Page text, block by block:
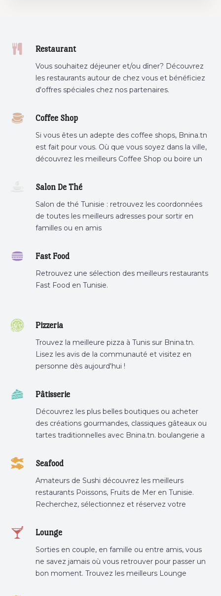
Restaurant
Vous souhaitez déjeuner et/ou dîner? Découvrez
les restaurants autour de chez vous et bénéficiez
d'offres spéciales chez nos partenaires.
Coffee Shop
Si vous êtes un adepte des coffee shops, Bnina.tn
est fait pour vous. Où que vous soyez dans la ville,
découvrez les meilleurs Coffee Shop ou boire un
Salon De Thé
Salon de thé Tunisie : retrouvez les coordonnées
de toutes les meilleurs adresses pour sortir en
familles ou en amis
Fast Food
Retrouvez une sélection des meilleurs restaurants
Fast Food en Tunisie.
Pizzeria
Trouvez la meilleure pizza à Tunis sur Bnina.tn.
Lisez les avis de la communauté et visitez en
personne dès aujourd'hui !
Pâtisserie
Découvrez les plus belles boutiques ou acheter
des créations gourmandes, classiques gâteaux ou
tartes traditionnelles avec Bnina.tn. boulangerie a
tunis, pâtisserie sousse .
Seafood
Amateurs de Sushi découvrez les meilleurs
restaurants Poissons, Fruits de Mer en Tunisie.
Recherchez, sélectionnez et réservez votre
Lounge
Sorties en couple, en famille ou entre amis, vous
ne savez jamais où vous retrouver pour passer un
bon moment. Trouvez les meilleurs Lounge